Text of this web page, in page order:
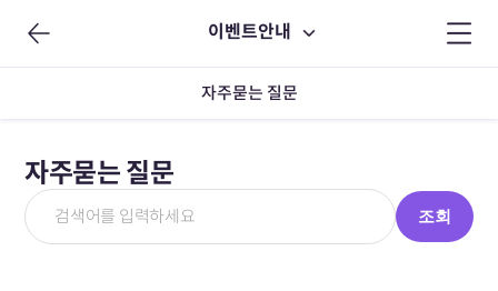
이벤트안내
자주묻는 질문
자주묻는 질문
조회